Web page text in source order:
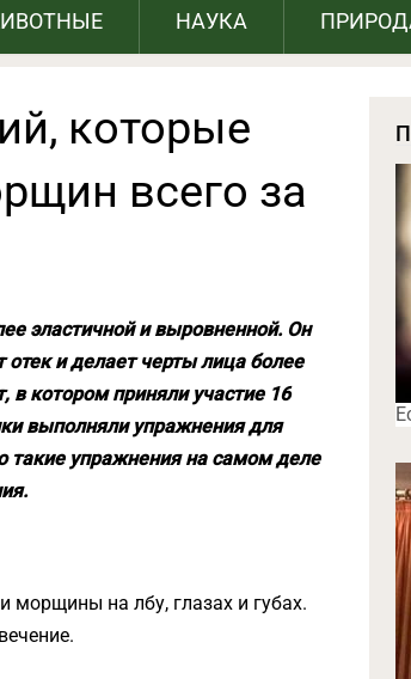
НАУКА
которые
всего за
эластичной и выровненной. Он
и делает черты лица более
котором приняли участие 16
выполняли упражнения для
такие упражнения на самом деле
морщины на лбу, глазах и губах.